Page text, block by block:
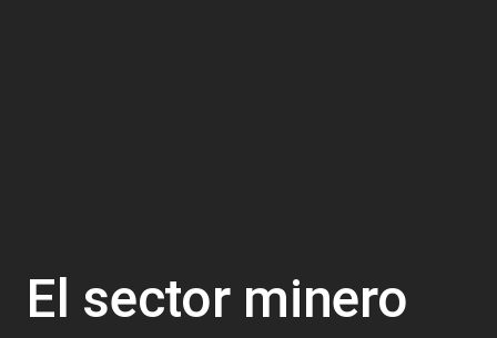
El sector minero